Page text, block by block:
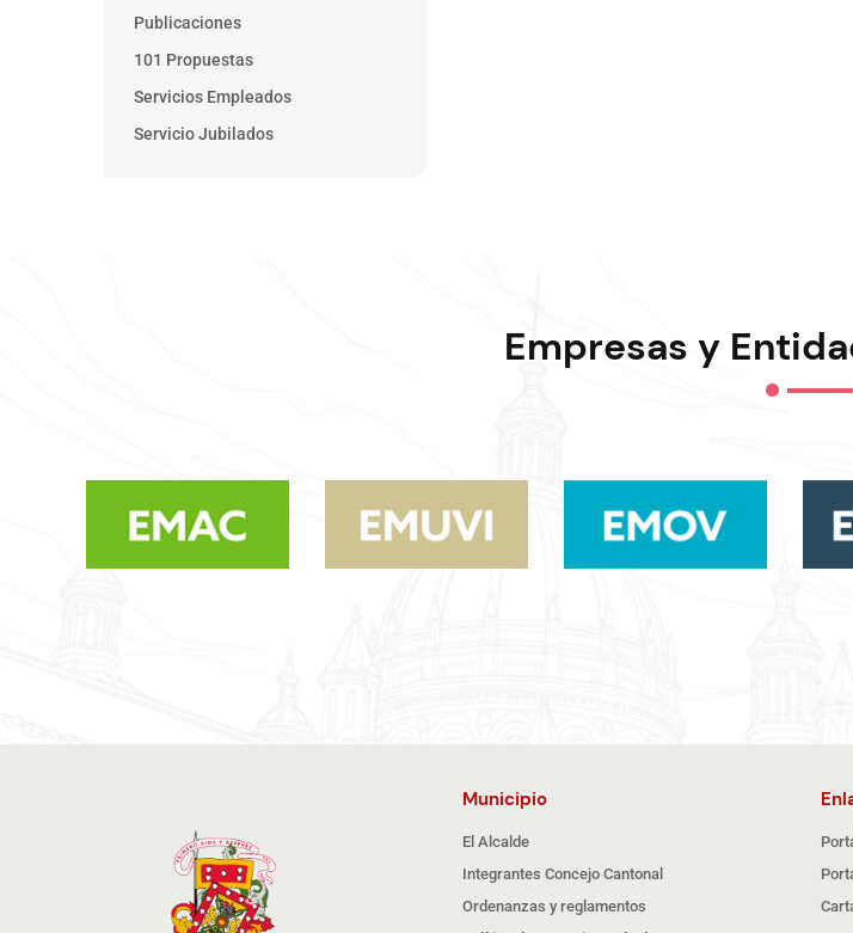
Publicaciones
101 Propuestas
Servicios Empleados
Servicio Jubilados
Empresas y
Municipio
El Alcalde
Integrantes Concejo Cantonal
Ordenanzas y reglamentos